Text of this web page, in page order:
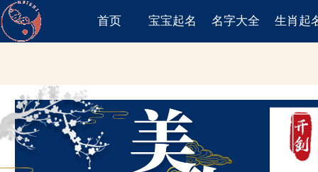
首页 宝宝起名 名字大全 生肖起